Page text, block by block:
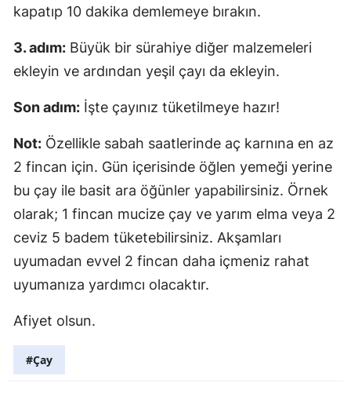
kapatıp 10 dakika demlemeye bırakın.
3. adım: Büyük bir sürahiye diğer malzemeleri
ekleyin ve ardından yeşil çayı da ekleyin.
Son adım: İşte çayınız tüketilmeye hazır!
Not: Özellikle sabah saatlerinde aç karnına en az
2 fincan için. Gün içerisinde öğlen yemeği yerine
bu çay ile basit ara öğünler yapabilirsiniz. Örnek
olarak; 1 fincan mucize çay ve yarım elma veya 2
ceviz 5 badem tüketebilirsiniz. Akşamları
uyumadan evvel 2 fincan daha içmeniz rahat
uyumanıza yardımcı olacaktır.
Afiyet olsun.
#Çay